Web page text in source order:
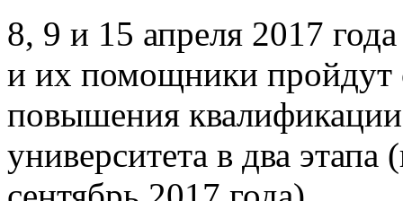
8, 9 и 15 апреля 2017
и их помощники пройдут
повышения
университета в два